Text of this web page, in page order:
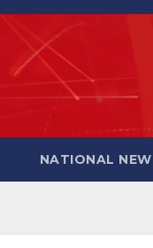
NATIONAL